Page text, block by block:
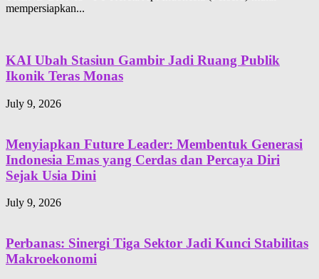
mempersiapkan...
KAI Ubah Stasiun Gambir Jadi Ruang Publik
Ikonik Teras Monas
July 9, 2026
Menyiapkan Future Leader: Membentuk Generasi
Indonesia Emas yang Cerdas dan Percaya Diri
Sejak Usia Dini
July 9, 2026
Perbanas: Sinergi Tiga Sektor Jadi Kunci Stabilitas
Makroekonomi